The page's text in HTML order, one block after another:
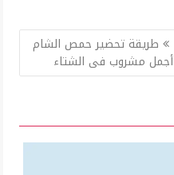
طريقة تحضير حمص الشام
أجمل مشروب فى الشتاء